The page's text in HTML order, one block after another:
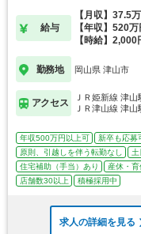
給与
【月収】37.5
【年収】520
【時給】2,000
勤務地 岡山県 津山市
アクセス
ＪＲ姫新線 津山
ＪＲ津山線 津山
年収500万円以上可 新卒も応募
原則、引越しを伴う転勤なし
土
住宅補助（手当）あり
産休・育
店舗数30以上
積極採用中
求人の詳細を見る